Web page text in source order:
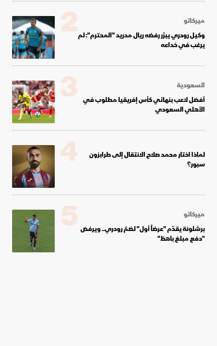
ميركاتو
وكيل رودري يبرّر رفضه ريال مدريد "المحترم": لم
يرغب في خداعه
2
السعودية
أفضل لاعب بنهائي كأس إفريقيا مطلوب في
الأهلي السعودي
3
لماذا اختار محمد صلاح الانتقال إلى طرابزون
سبور؟
4
ميركاتو
برشلونة يقدّم "عرضاً أول" لضمّ رودري.. ويرفض
"دفع مبلغ باهظ"
5